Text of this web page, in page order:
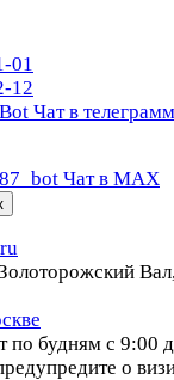
01
12
Чат в телеграмм
Чат в МАХ
по будням с 9:00
о